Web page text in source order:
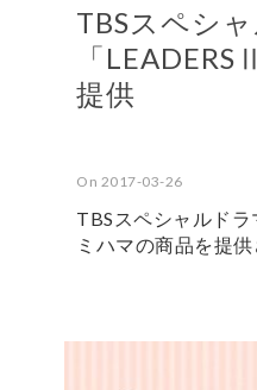
TBSスペシ
「
提供
On 2017-03-26
TBSスペシャルド
ミハマの商品を提